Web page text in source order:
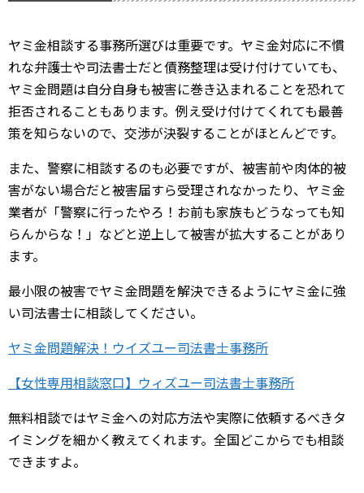
ヤミ金相談する事務所選びは重要です。ヤミ金対応に不慣
れな弁護士や司法書士だと債務整理は受け付けていても、
ヤミ金問題は自分自身も被害に巻き込まれることを恐れて
拒否されることもあります。例え受け付けてくれても最善
策を知らないので、交渉が決裂することがほとんどです。
また、警察に相談するのも必要ですが、被害前や肉体的被
害がない場合だと被害届すら受理されなかったり、ヤミ金
業者が「警察に行ったやろ！お前も家族もどうなっても知
らんからな！」などと逆上して被害が拡大することがあり
ます。
最小限の被害でヤミ金問題を解決できるようにヤミ金に強
い司法書士に相談してください。
ヤミ金問題解決！ウイズユー司法書士事務所
【女性専用相談窓口】ウィズユー司法書士事務所
無料相談ではヤミ金への対応方法や実際に依頼するべきタ
イミングを細かく教えてくれます。全国どこからでも相談
できますよ。